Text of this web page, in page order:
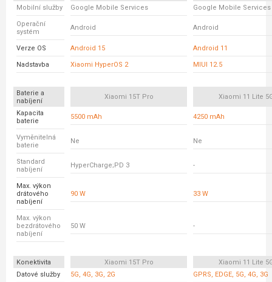
Mobilní služby Google Mobile Services Google Mobile Services
Operační
systém
Android Android
Verze OS Android 15 Android 11
Nadstavba Xiaomi HyperOS 2 MIUI 12.5
Baterie a
nabíjení
Xiaomi 15T Pro Xiaomi 11 Lite
Kapacita
baterie
5500 mAh 4250 mAh
Vyměnitelná
baterie
Ne Ne
Standard
nabíjení
HyperCharge;PD 3 -
Max. výkon
drátového
nabíjení
90 W 33 W
Max. výkon
bezdrátového
nabíjení
50 W -
Konektivita Xiaomi 15T Pro
Xiaomi 11 Lite
Datové služby
5G, 4G, 3G, 2G GPRS, EDGE, 5G, 4G, 3G